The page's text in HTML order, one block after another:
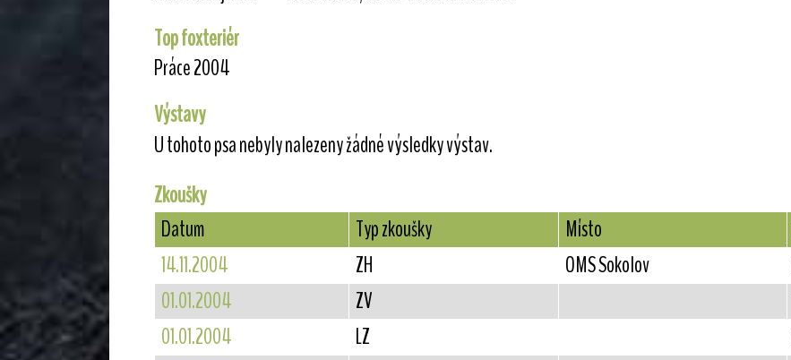
Top foxteriér
Práce 2004
Výstavy
U tohoto psa nebyly nalezeny žádné výsledky výstav.
Zkoušky
Datum
Typ zkoušky Místo
14.11.2004
ZH OMS Sokolov
01.01.2004
ZV
01.01.2004
LZ